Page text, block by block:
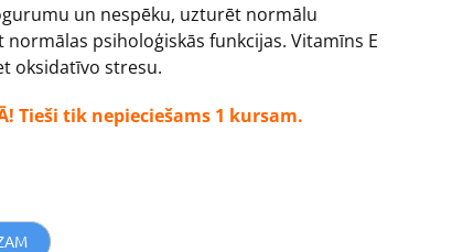
un nespēku, uzturēt normālu
psiholoģiskās funkcijas. Vitamīns E
oksidatīvo stresu.
Tieši tik nepieciešams 1 kursam.